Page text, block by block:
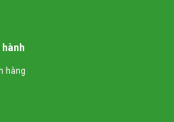
của máy xay cổ gà, đầu
hàng